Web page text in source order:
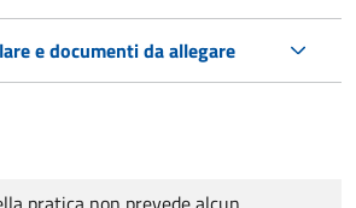
e documenti da allegare